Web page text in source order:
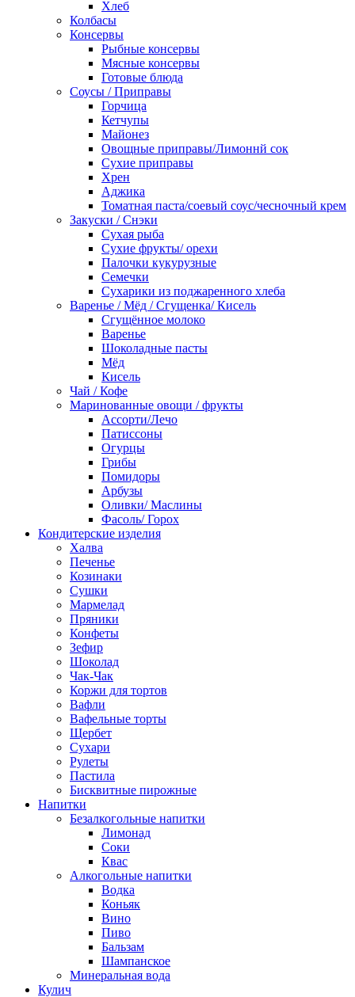
Хлеб
Колбасы
Консервы
Рыбные консервы
Мясные консервы
Готовые блюда
Соусы / Приправы
Горчица
Кетчупы
Майонез
Овощные приправы/Лимоннй сок
Сухие приправы
Хрен
Аджика
Томатная паста/соевый соус/чесночный крем
Закуски / Снэки
Сухая рыба
Сухие фрукты/ орехи
Палочки кукурузные
Семечки
Сухарики из поджаренного хлеба
Варенье / Мёд / Сгущенка/ Кисель
Сгущённое молоко
Варенье
Шоколадные пасты
Мёд
Кисель
Чай / Кофе
Маринованные овощи / фрукты
Ассорти/Лечо
Патиссоны
Огурцы
Грибы
Помидоры
Арбузы
Оливки/ Маслины
Фасоль/ Горох
Кондитерские изделия
Халва
Печенье
Козинаки
Сушки
Мармелад
Пряники
Конфеты
Зефир
Шоколад
Чак-Чак
Коржи для тортов
Вафли
Вафельные торты
Щербет
Сухари
Рулеты
Пастила
Бисквитные пирожные
Напитки
Безалкогольные напитки
Лимонад
Соки
Квас
Алкогольные напитки
Водка
Коньяк
Вино
Пиво
Бальзам
Шампанское
Минеральная вода
Кулич